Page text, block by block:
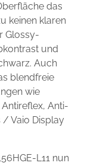
das
keinen klaren
Glossy-
und
Auch
blendfreie
wie
Anti-
/ Vaio Display
L11 nun